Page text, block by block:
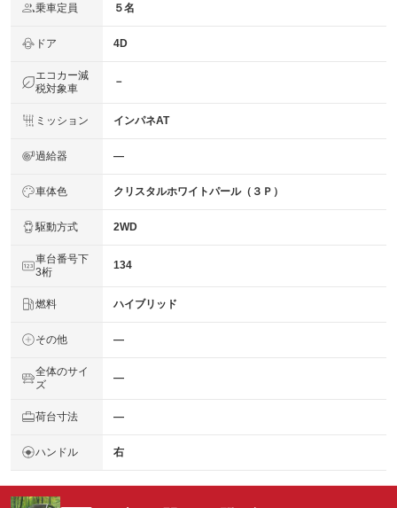
乗車定員 ５名
ドア 4D
エコカー減
税対象車
－
ミッション インパネAT
過給器 ―
車体色 クリスタルホワイトパール（３Ｐ）
駆動方式 2WD
車台番号下
3桁
134
燃料 ハイブリッド
その他 ―
全体のサイ
ズ
―
荷台寸法 ―
ハンドル 右